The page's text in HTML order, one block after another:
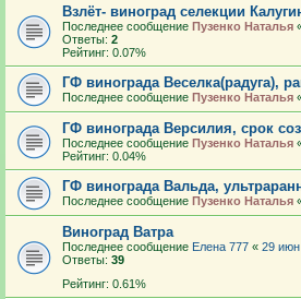
Взлёт- виноград селекции
Последнее сообщение Пузенко Наталья
Ответы: 2
Рейтинг: 0.07%
ГФ винограда Веселка(радуга),
Последнее сообщение Пузенко Наталья
ГФ винограда Версилия, срок
Последнее сообщение Пузенко Наталья
Рейтинг: 0.04%
ГФ винограда Вальда,
Последнее сообщение Пузенко Наталья
Виноград Ватра
Последнее сообщение Елена 777 « 29 июн
Ответы: 39
Рейтинг: 0.61%